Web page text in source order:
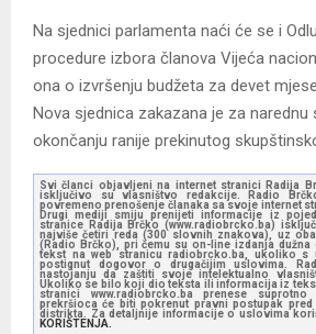
Na sjednici parlamenta naći će se i
procedure izbora članova Vijeća
ona o izvršenju budžeta za devet
Nova sjednica zakazana je za
okončanju ranije prekinutog
Svi članci objavljeni na internet stranici Radija
isključivo su vlasništvo redakcije. Radio
povremeno prenošenje članaka sa svoje internet
Drugi mediji smiju prenijeti informacije iz
stranice Radija Brčko (www.radiobrcko.ba)
najviše četiri reda (300 slovnih znakova), uz
(Radio Brčko), pri čemu su on-line izdanja
tekst na web stranicu radiobrcko.ba, ukoliko s
postignut dogovor o drugačijim uslovima.
nastojanju da zaštiti svoje intelektualno
Ukoliko se bilo koji dio teksta ili informacija iz
stranici www.radiobrcko.ba prenese
prekršioca će biti pokrenut pravni postupak
distrikta. Za detaljnije informacije o uslovima
KORIŠTENJA.